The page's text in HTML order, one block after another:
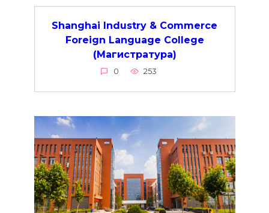
Shanghai Industry & Commerce
Foreign Language College
(Магистратура)
0 253